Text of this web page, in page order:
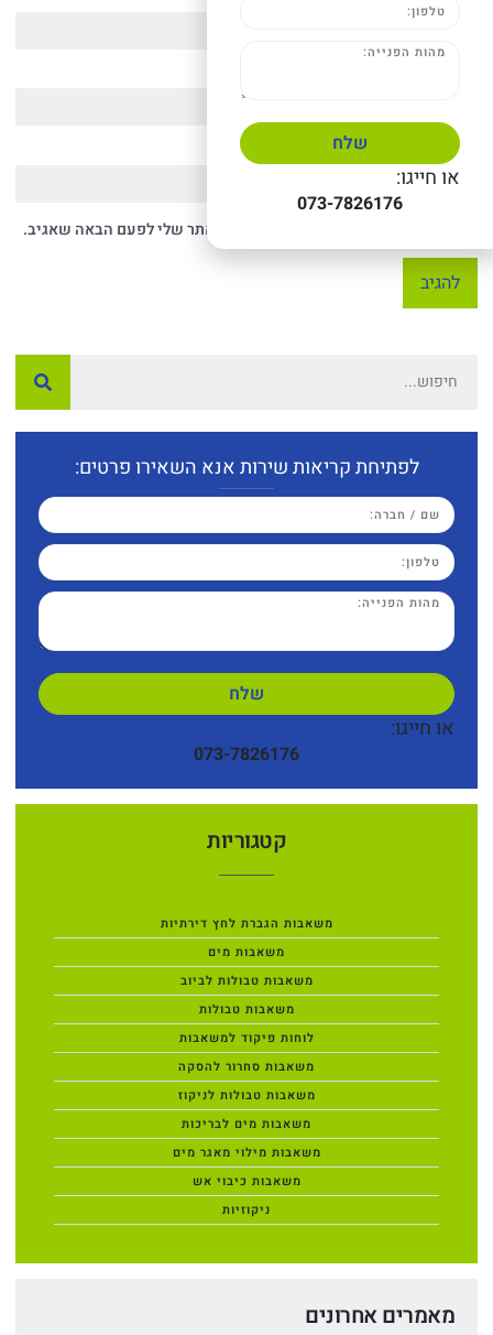
אתר
שמור בדפדפן זה את השם, האימייל והאתר שלי לפעם הבאה שאגיב.
לפתיחת קריאות שירות אנא השאירו פרטים:
שלח
או חייגו:
073-7826176
קטגוריות
משאבות הגברת לחץ דירתיות
משאבות מים
משאבות טבולות לביוב
משאבות טבולות
לוחות פיקוד למשאבות
משאבות סחרור להסקה
משאבות טבולות לניקוז
משאבות מים לבריכות
משאבות מילוי מאגר מים
משאבות כיבוי אש
ניקוזיות
מאמרים אחרונים
שלח
או חייגו:
073-7826176